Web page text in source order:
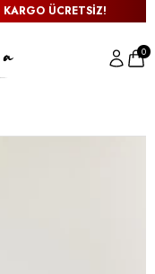
KARGO ÜCRETSİZ!
0